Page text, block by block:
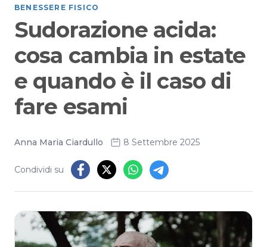
BENESSERE FISICO
Sudorazione acida:
cosa cambia in estate
e quando è il caso di
fare esami
Anna Maria Ciardullo 8 Settembre 2025
Condividi su